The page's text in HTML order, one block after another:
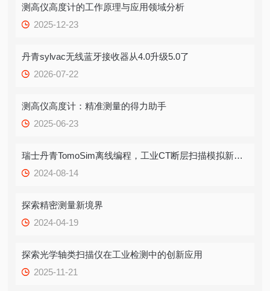
测高仪高度计的工作原理与应用领域分析
2025-12-23
丹青sylvac无线蓝牙接收器从4.0升级5.0了
2026-07-22
测高仪高度计：精准测量的得力助手
2025-06-23
瑞士丹青TomoSim离线编程，工业CT断层扫描模拟新潮流
2024-08-14
探索精密测量新境界
2024-04-19
探索光学轴类扫描仪在工业检测中的创新应用
2025-11-21